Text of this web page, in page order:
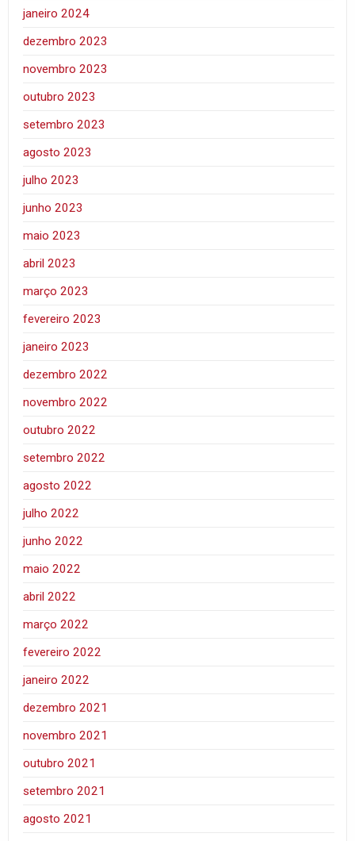
janeiro 2024
dezembro 2023
novembro 2023
outubro 2023
setembro 2023
agosto 2023
julho 2023
junho 2023
maio 2023
abril 2023
março 2023
fevereiro 2023
janeiro 2023
dezembro 2022
novembro 2022
outubro 2022
setembro 2022
agosto 2022
julho 2022
junho 2022
maio 2022
abril 2022
março 2022
fevereiro 2022
janeiro 2022
dezembro 2021
novembro 2021
outubro 2021
setembro 2021
agosto 2021